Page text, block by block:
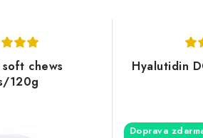
chews
120g
Hyalutidin
Doprava